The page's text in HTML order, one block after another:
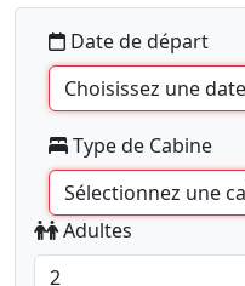
Date de départ
Type de Cabine
Adultes